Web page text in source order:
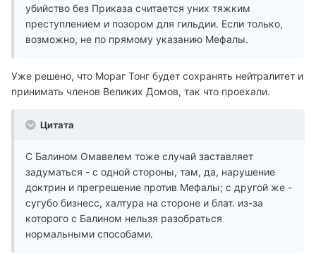
убийство без Приказа считается уних тяжким
преступлением и позором для гильдии. Если только,
возможно, не по прямому указанию Мефалы.
Уже решено, что Мораг Тонг будет сохранять нейтралитет и
принимать членов Великих Домов, так что проехали.
Цитата
С Балином Омавелем тоже случай заставляет
задуматься - с одной стороны, там, да, нарушение
доктрин и прегрешение против Мефалы; с другой же -
сугубо бизнесс, халтура на стороне и блат. из-за
которого с Балином нельзя разобраться
нормальными способами.